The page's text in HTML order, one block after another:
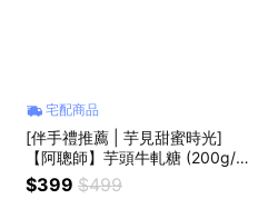
宅配商品
[伴手禮推薦 | 芋見甜蜜時光]
【阿聰師】芋頭牛軋糖 (200g/
盒)
$399 $499